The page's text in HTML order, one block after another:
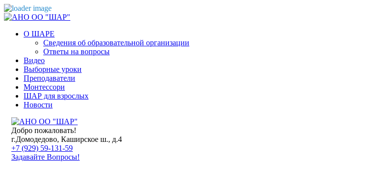
О ШАРЕ
Сведения об образовательной организации
Ответы на вопросы
Видео
Выборные уроки
Преподаватели
Монтессори
ШАР для взрослых
Новости
Добро пожаловать!
г.Домодедово, Каширское ш., д.4
+7 (929) 59-131-59
Задавайте Вопросы!